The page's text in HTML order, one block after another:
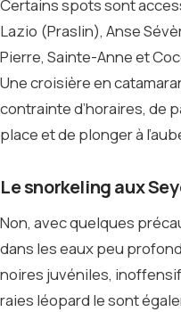
Certains spots sont
Lazio (Praslin), Anse
Pierre, Sainte-Anne et
Une croisière en
contrainte d’horaires, de
place et de plonger à
Le snorkeling aux
Non, avec quelques
dans les eaux peu
noires juvéniles,
raies léopard le sont